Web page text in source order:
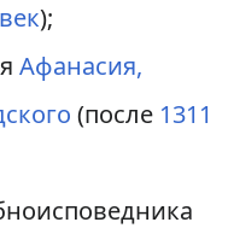
);
Афанасия,
(после 1311